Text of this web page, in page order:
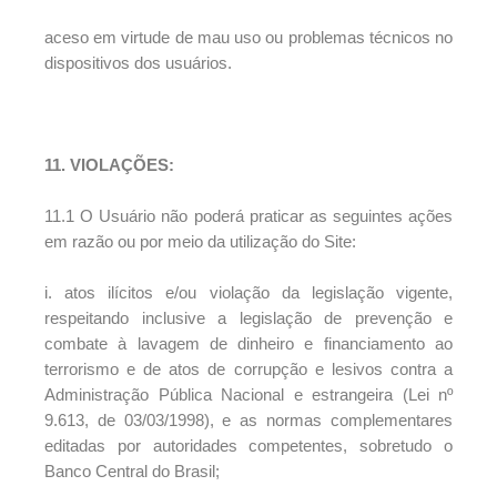
aceso em virtude de mau uso ou problemas técnicos no
dispositivos dos usuários.
11. VIOLAÇÕES:
11.1 O Usuário não poderá praticar as seguintes ações
em razão ou por meio da utilização do Site:
i. atos ilícitos e/ou violação da legislação vigente,
respeitando inclusive a legislação de prevenção e
combate à lavagem de dinheiro e financiamento ao
terrorismo e de atos de corrupção e lesivos contra a
Administração Pública Nacional e estrangeira (Lei nº
9.613, de 03/03/1998), e as normas complementares
editadas por autoridades competentes, sobretudo o
Banco Central do Brasil;